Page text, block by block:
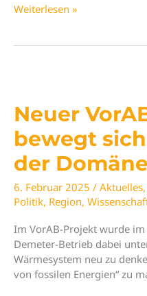
Einblicke
Weiterlesen »
Neuer
bewegt
der
6. Februar 2025 / Aktuelles,
Politik, Region,
Im VorAB-Projekt wurde
Demeter-Betrieb dabei
Wärmesystem neu zu
von fossilen Energien“ zu